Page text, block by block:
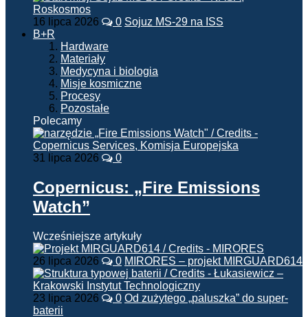
16 lipca 2026 0 Sojuz MS-29 na ISS
B+R
Hardware
Materiały
Medycyna i biologia
Misje kosmiczne
Procesy
Pozostałe
Polecamy
31 lipca 2026 0
Copernicus: „Fire Emissions
Watch”
Wcześniejsze artykuły
26 lipca 2026 0 MIRORES – projekt MIRGUARD614
23 lipca 2026 0 Od zużytego „paluszka” do super-
baterii